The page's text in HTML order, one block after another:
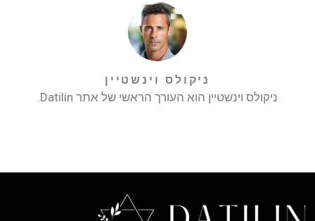
ניקולס וינשטיין
ניקולס וינשטיין הוא העורך הראשי של אתר Datilin.